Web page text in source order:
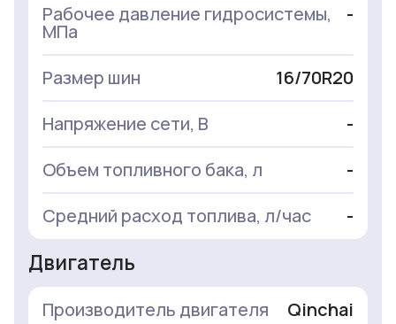
Рабочее давление гидросистемы,
МПа
-
Размер шин
16/70R20
Напряжение сети, В
-
Объем топливного бака, л
-
Средний расход топлива, л/час
-
Двигатель
Производитель двигателя
Qinchai